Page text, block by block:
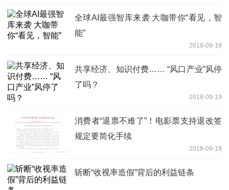
全球AI最强智库来袭 大咖带你“看见，智
能”
2018-09-19
共享经济、知识付费…… “风口产业”风停
了吗？
2018-09-19
消费者“退票不难了”！电影票支持退改签
规定要简化手续
2018-09-19
斩断“收视率造假”背后的利益链条